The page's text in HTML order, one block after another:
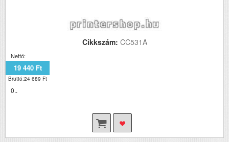
Cikkszám: CC531A
Nettó:
19 440 Ft
Bruttó:24 689 Ft
0..